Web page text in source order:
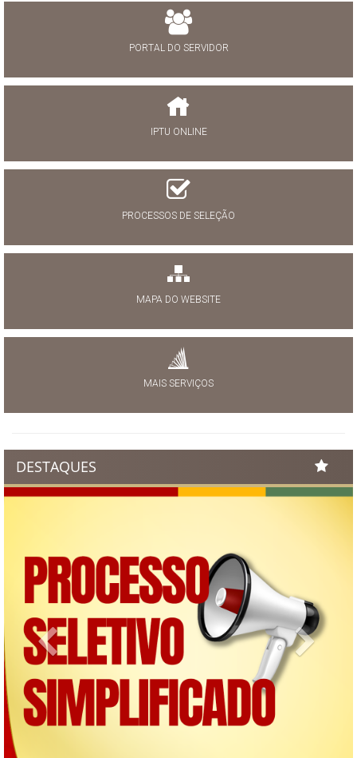
PORTAL DO SERVIDOR
IPTU ONLINE
PROCESSOS DE SELEÇÃO
MAPA DO WEBSITE
MAIS SERVIÇOS
DESTAQUES
Previous Next